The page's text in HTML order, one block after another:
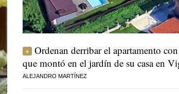
Ordenan derribar el apartamento
que montó en el jardín de su casa en
ALEJANDRO MARTÍNEZ